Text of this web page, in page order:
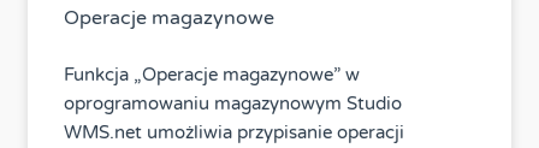
Operacje magazynowe
Funkcja „Operacje magazynowe” w
oprogramowaniu magazynowym Studio
WMS.net umożliwia przypisanie operacji